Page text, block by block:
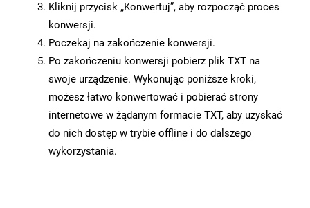
Kliknij przycisk „Konwertuj”, aby rozpocząć proces
konwersji.
Poczekaj na zakończenie konwersji.
Po zakończeniu konwersji pobierz plik TXT na
swoje urządzenie. Wykonując poniższe kroki,
możesz łatwo konwertować i pobierać strony
internetowe w żądanym formacie TXT, aby uzyskać
do nich dostęp w trybie offline i do dalszego
wykorzystania.